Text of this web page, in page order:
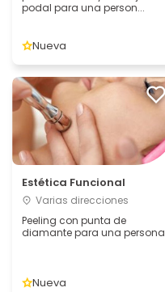
podal para una person...
Nueva
Estética Funcional
Varias direcciones
Peeling con punta de
diamante para una persona
Nueva